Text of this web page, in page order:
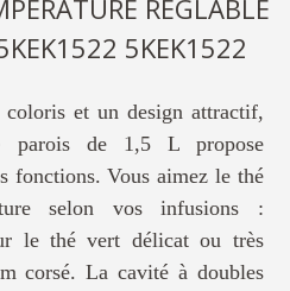
RÉGLABLE
5KEK1522
et un design attractif,
parois de 1,5 L propose
fonctions. Vous aimez le thé
selon vos infusions :
le thé vert délicat ou très
corsé. La cavité à doubles